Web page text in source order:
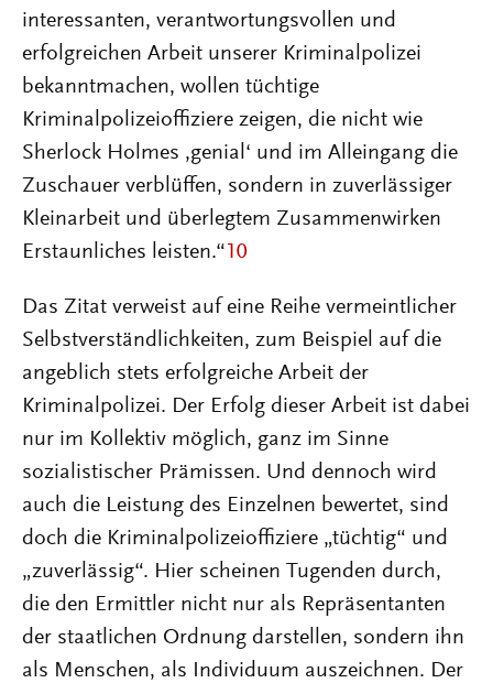
interessanten, verantwortungsvollen und
erfolgreichen Arbeit unserer Kriminalpolizei
bekanntmachen, wollen tüchtige
Kriminalpolizeioffiziere zeigen, die nicht wie
Sherlock Holmes ‚genial‘ und im Alleingang die
Zuschauer verblüffen, sondern in zuverlässiger
Kleinarbeit und überlegtem Zusammenwirken
Erstaunliches leisten.“10
Das Zitat verweist auf eine Reihe vermeintlicher
Selbstverständlichkeiten, zum Beispiel auf die
angeblich stets erfolgreiche Arbeit der
Kriminalpolizei. Der Erfolg dieser Arbeit ist dabei
nur im Kollektiv möglich, ganz im Sinne
sozialistischer Prämissen. Und dennoch wird
auch die Leistung des Einzelnen bewertet, sind
doch die Kriminalpolizeioffiziere „tüchtig“ und
„zuverlässig“. Hier scheinen Tugenden durch,
die den Ermittler nicht nur als Repräsentanten
der staatlichen Ordnung darstellen, sondern ihn
als Menschen, als Individuum auszeichnen. Der